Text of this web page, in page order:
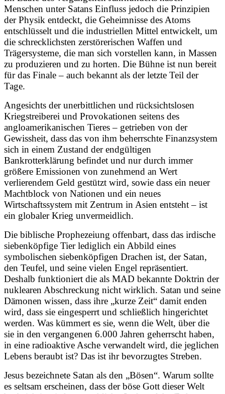
Menschen unter Satans Einfluss jedoch die Prinzipien
der Physik entdeckt, die Geheimnisse des Atoms
entschlüsselt und die industriellen Mittel entwickelt, um
die schrecklichsten zerstörerischen Waffen und
Trägersysteme, die man sich vorstellen kann, in Massen
zu produzieren und zu horten. Die Bühne ist nun bereit
für das Finale – auch bekannt als der letzte Teil der
Tage.
Angesichts der unerbittlichen und rücksichtslosen
Kriegstreiberei und Provokationen seitens des
angloamerikanischen Tieres – getrieben von der
Gewissheit, dass das von ihm beherrschte Finanzsystem
sich in einem Zustand der endgültigen
Bankrotterklärung befindet und nur durch immer
größere Emissionen von zunehmend an Wert
verlierendem Geld gestützt wird, sowie dass ein neuer
Machtblock von Nationen und ein neues
Wirtschaftssystem mit Zentrum in Asien entsteht – ist
ein globaler Krieg unvermeidlich.
Die biblische Prophezeiung offenbart, dass das irdische
siebenköpfige Tier lediglich ein Abbild eines
symbolischen siebenköpfigen Drachen ist, der Satan,
den Teufel, und seine vielen Engel repräsentiert.
Deshalb funktioniert die als MAD bekannte Doktrin der
nuklearen Abschreckung nicht wirklich. Satan und seine
Dämonen wissen, dass ihre „kurze Zeit“ damit enden
wird, dass sie eingesperrt und schließlich hingerichtet
werden. Was kümmert es sie, wenn die Welt, über die
sie in den vergangenen 6.000 Jahren geherrscht haben,
in eine radioaktive Asche verwandelt wird, die jeglichen
Lebens beraubt ist? Das ist ihr bevorzugtes Streben.
Jesus bezeichnete Satan als den „Bösen“. Warum sollte
es seltsam erscheinen, dass der böse Gott dieser Welt